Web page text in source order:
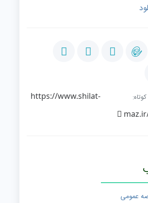
https://www.shilat-
عمومی